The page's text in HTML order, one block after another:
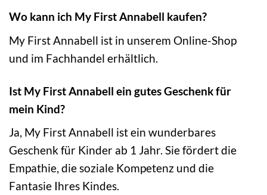
Wo kann ich My First Annabell kaufen?
My First Annabell ist in unserem Online-Shop
und im Fachhandel erhältlich.
Ist My First Annabell ein gutes Geschenk für
mein Kind?
Ja, My First Annabell ist ein wunderbares
Geschenk für Kinder ab 1 Jahr. Sie fördert die
Empathie, die soziale Kompetenz und die
Fantasie Ihres Kindes.